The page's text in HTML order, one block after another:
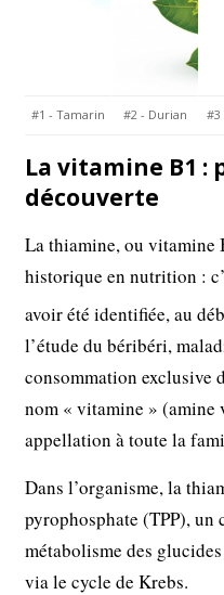
#1 - Tamarin #2 - Durian #3
La vitamine B1
découverte
La thiamine, ou vitamine
historique en nutrition :
avoir été identifiée, au
l’étude du béribéri,
consommation exclusive
nom « vitamine » (amine
appellation à toute la
Dans l’organisme, la
pyrophosphate (TPP), un
métabolisme des
via le cycle de Krebs.